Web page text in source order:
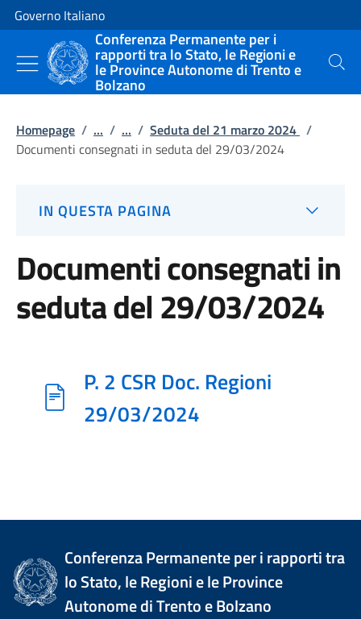
Vai al contenuto
Vai alla navigazione del sito
Governo Italiano
Conferenza Permanente per i
rapporti tra lo Stato, le Regioni e
le Province Autonome di Trento e
Bolzano
Cerca
Homepage / ... / ... / Seduta del 21 marzo 2024 /
Documenti consegnati in seduta del 29/03/2024
IN QUESTA PAGINA
Documenti consegnati in
seduta del 29/03/2024
P. 2 CSR Doc. Regioni
29/03/2024
Conferenza Permanente per i rapporti tra
lo Stato, le Regioni e le Province
Autonome di Trento e Bolzano